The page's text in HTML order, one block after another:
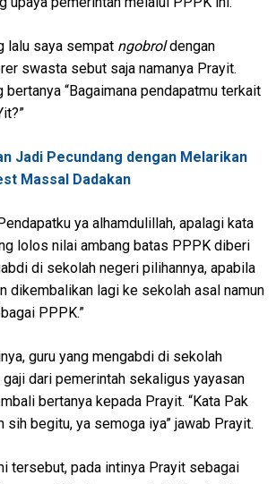
lalu saya sempat ngobroldengan
swasta sebut saja namanya Prayit.
“Bagaimana pendapatmu terkait
Jadi Pecundang dengan Melarikan
Massal Dadakan
ya alhamdulillah, apalagi kata
lolos nilai ambang batas PPPK diberi
di sekolah negeri pilihannya, apabila
dikembalikan lagi ke sekolah asal namun
PPPK.”
guru yang mengabdi di sekolah
dari pemerintah sekaligus yayasan
bertanya kepada Prayit. “Kata Pak
sih begitu, ya semoga iya” jawab Prayit.
tersebut, pada intinya Prayit sebagai